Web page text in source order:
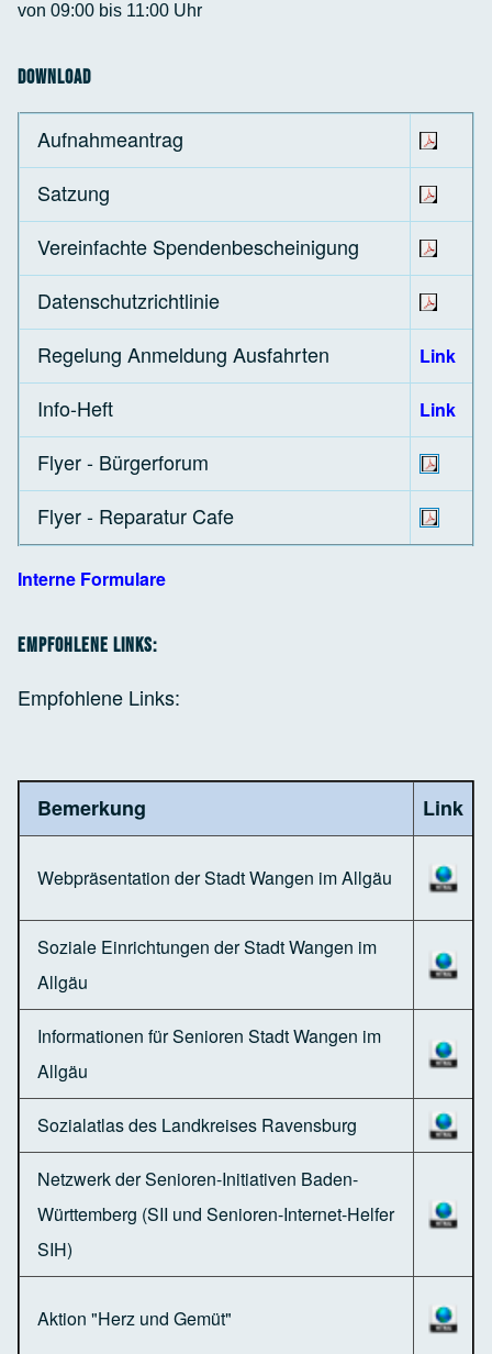
von 09:00 bis 11:00 Uhr
Download
Aufnahmeantrag
Satzung
Vereinfachte Spendenbescheinigung
Datenschutzrichtlinie
Regelung Anmeldung Ausfahrten
Link
Info-Heft Link
Flyer - Bürgerforum
Flyer - Reparatur Cafe
Interne Formulare
Empfohlene Links:
Empfohlene Links:
Bemerkung Link
Webpräsentation der Stadt Wangen im Allgäu
Soziale Einrichtungen der Stadt Wangen im
Allgäu
Informationen für Senioren Stadt Wangen im
Allgäu
Sozialatlas des Landkreises Ravensburg
Netzwerk der Senioren-Initiativen Baden-
Württemberg (SII und Senioren-Internet-Helfer
SIH)
Aktion "Herz und Gemüt"